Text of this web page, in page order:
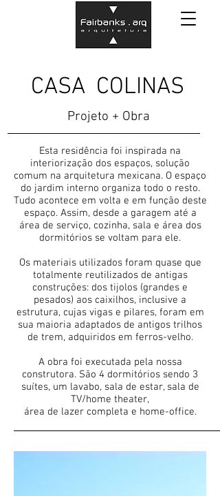
CASA COLINAS
Projeto + Obra
Esta residência foi inspirada na
interiorização dos espaços, solução
comum na arquitetura mexicana. O espaço
do jardim interno organiza todo o resto.
Tudo acontece em volta e em função deste
espaço. Assim, desde a garagem até a
área de serviço, cozinha, sala e área dos
dormitórios se voltam para ele.
Os materiais utilizados foram quase que
totalmente reutilizados de antigas
construções: dos tijolos (grandes e
pesados) aos caixilhos, inclusive a
estrutura, cujas vigas e pilares, foram em
sua maioria adaptados de antigos trilhos
de trem, adquiridos em ferros-velho.
A obra foi executada pela nossa
construtora. São 4 dormitórios sendo 3
suítes, um lavabo, sala de estar, sala de
TV/home theater,
área de lazer completa e home-office.